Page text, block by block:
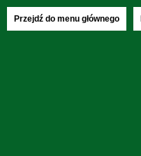
Przejdź do menu głównego